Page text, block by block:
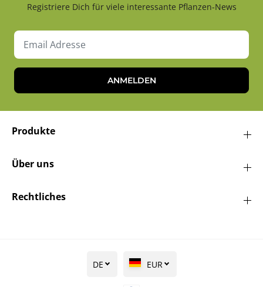
Registriere Dich für viele interessante Pflanzen-News
ANMELDEN
Produkte
Über uns
Rechtliches
DE EUR